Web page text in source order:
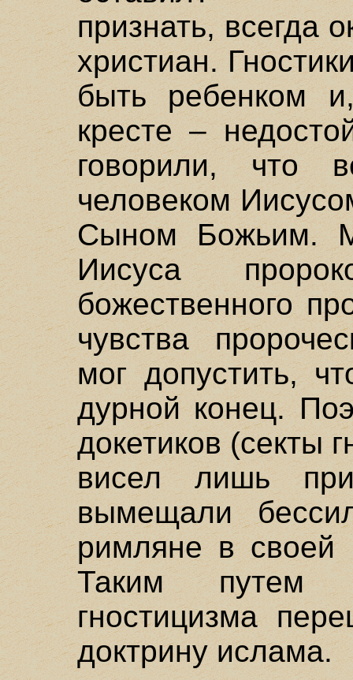
признать, всегда
христиан.
быть ребенком
кресте –
говорили, что
человеком
Сыном Божьим.
Иисуса
божественного
чувства
мог допустить,
дурной конец.
докетиков (секты
висел лишь
вымещали
римляне в своей
Таким путем
гностицизма
доктрину ислама.